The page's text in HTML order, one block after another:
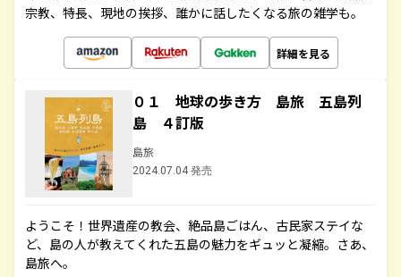
宗教、特長、現地の挨拶、誰かに話したくなる旅の雑学も。
詳細を見る
０１ 地球の歩き方 島旅 五島列
島 ４訂版
島旅
2024.07.04 発売
ようこそ！世界遺産の教会、絶品島ごはん、古民家ステイな
ど、島の人が教えてくれた五島の魅力をギュッと凝縮。さあ、
島旅へ。